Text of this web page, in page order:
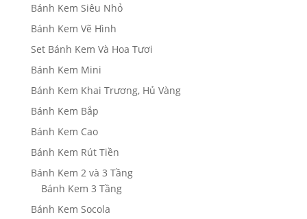
Bánh Kem Siêu Nhỏ
Bánh Kem Vẽ Hình
Set Bánh Kem Và Hoa Tươi
Bánh Kem Mini
Bánh Kem Khai Trương, Hủ Vàng
Bánh Kem Bắp
Bánh Kem Cao
Bánh Kem Rút Tiền
Bánh Kem 2 và 3 Tầng
Bánh Kem 3 Tầng
Bánh Kem Socola